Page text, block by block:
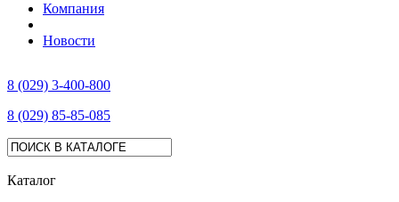
Компания
Новости
8 (029) 3-400-800
8 (029) 85-85-085
Каталог